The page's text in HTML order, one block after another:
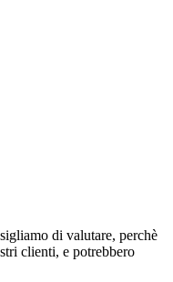
di valutare, perchè
clienti, e potrebbero